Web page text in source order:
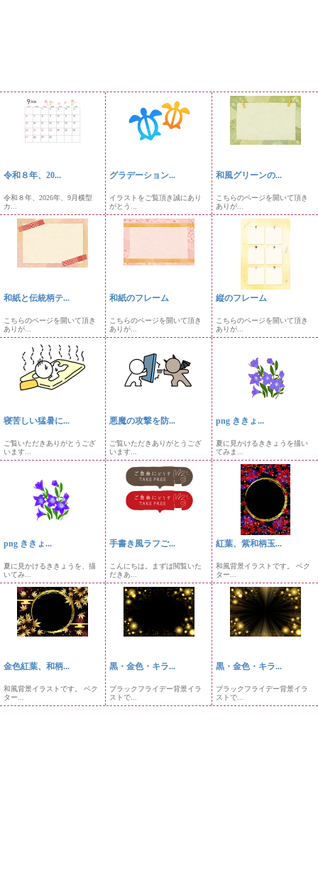
令和８年、20...
令和８年、2026年、9月横型
カ...
グラデーション...
イラストをご覧頂き誠にあり
がとう...
和風グリーンの...
こちらのページを開いて頂き
ありが...
和紙と伝統柄テ...
こちらのページを開いて頂き
ありが...
和紙のフレーム
こちらのページを開いて頂き
ありが...
縦のフレーム
こちらのページを開いて頂き
ありが...
寝苦しい猛暑に...
ご覧いただきありがとうござ
います...
悪魔の攻撃を防...
ご覧いただきありがとうござ
います...
png ききょ...
夏に見かけるききょうを描い
てみま...
png ききょ...
夏に見かけるききょうを、描
いてみ...
手書き風ラフご...
こんにちは。まずは閲覧いた
だきあ...
紅葉、紫和柄玉...
和風背景イラストです。 ベク
ター...
金色紅葉、和柄...
和風背景イラストです。 ベク
ター...
黒・金色・キラ...
ブラックフライデー背景イラ
ストで...
黒・金色・キラ...
ブラックフライデー背景イラ
ストで...